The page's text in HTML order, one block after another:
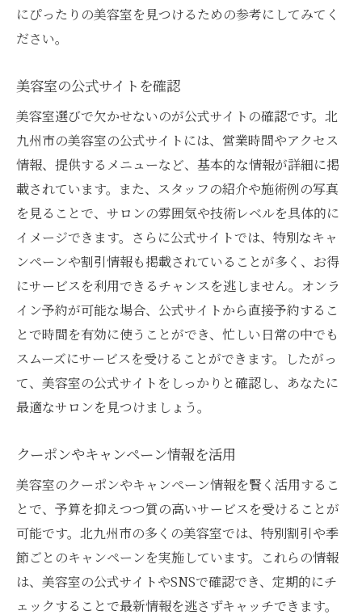
にぴったりの美容室を見つけるための参考にしてみてく
ださい。
美容室の公式サイトを確認
美容室選びで欠かせないのが公式サイトの確認です。北
九州市の美容室の公式サイトには、営業時間やアクセス
情報、提供するメニューなど、基本的な情報が詳細に掲
載されています。また、スタッフの紹介や施術例の写真
を見ることで、サロンの雰囲気や技術レベルを具体的に
イメージできます。さらに公式サイトでは、特別なキャ
ンペーンや割引情報も掲載されていることが多く、お得
にサービスを利用できるチャンスを逃しません。オンラ
イン予約が可能な場合、公式サイトから直接予約するこ
とで時間を有効に使うことができ、忙しい日常の中でも
スムーズにサービスを受けることができます。したがっ
て、美容室の公式サイトをしっかりと確認し、あなたに
最適なサロンを見つけましょう。
クーポンやキャンペーン情報を活用
美容室のクーポンやキャンペーン情報を賢く活用するこ
とで、予算を抑えつつ質の高いサービスを受けることが
可能です。北九州市の多くの美容室では、特別割引や季
節ごとのキャンペーンを実施しています。これらの情報
は、美容室の公式サイトやSNSで確認でき、定期的にチ
ェックすることで最新情報を逃さずキャッチできます。